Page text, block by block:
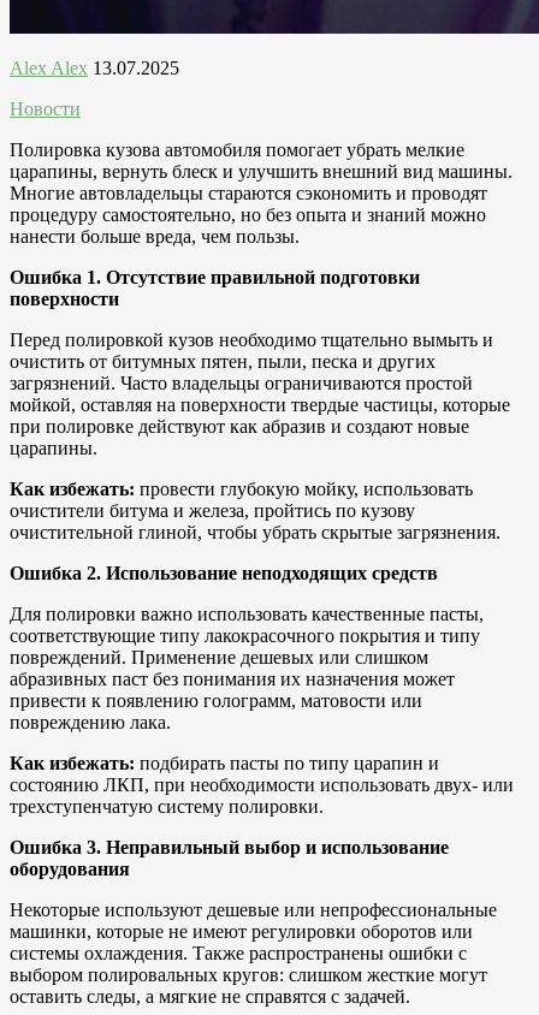
Alex Alex 13.07.2025
Новости
Полировка кузова автомобиля помогает убрать мелкие
царапины, вернуть блеск и улучшить внешний вид машины.
Многие автовладельцы стараются сэкономить и проводят
процедуру самостоятельно, но без опыта и знаний можно
нанести больше вреда, чем пользы.
Ошибка 1. Отсутствие правильной подготовки
поверхности
Перед полировкой кузов необходимо тщательно вымыть и
очистить от битумных пятен, пыли, песка и других
загрязнений. Часто владельцы ограничиваются простой
мойкой, оставляя на поверхности твердые частицы, которые
при полировке действуют как абразив и создают новые
царапины.
Как избежать: провести глубокую мойку, использовать
очистители битума и железа, пройтись по кузову
очистительной глиной, чтобы убрать скрытые загрязнения.
Ошибка 2. Использование неподходящих средств
Для полировки важно использовать качественные пасты,
соответствующие типу лакокрасочного покрытия и типу
повреждений. Применение дешевых или слишком
абразивных паст без понимания их назначения может
привести к появлению голограмм, матовости или
повреждению лака.
Как избежать: подбирать пасты по типу царапин и
состоянию ЛКП, при необходимости использовать двух- или
трехступенчатую систему полировки.
Ошибка 3. Неправильный выбор и использование
оборудования
Некоторые используют дешевые или непрофессиональные
машинки, которые не имеют регулировки оборотов или
системы охлаждения. Также распространены ошибки с
выбором полировальных кругов: слишком жесткие могут
оставить следы, а мягкие не справятся с задачей.